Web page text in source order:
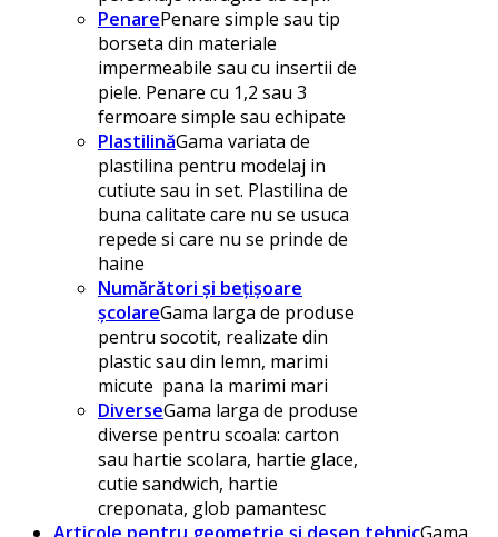
PenarePenare simple sau tip
borseta din materiale
impermeabile sau cu insertii de
piele. Penare cu 1,2 sau 3
fermoare simple sau echipate
PlastilinăGama variata de
plastilina pentru modelaj in
cutiute sau in set. Plastilina de
buna calitate care nu se usuca
repede si care nu se prinde de
haine
Numărători și bețișoare
școlareGama larga de produse
pentru socotit, realizate din
plastic sau din lemn, marimi
micute pana la marimi mari
DiverseGama larga de produse
diverse pentru scoala: carton
sau hartie scolara, hartie glace,
cutie sandwich, hartie
creponata, glob pamantesc